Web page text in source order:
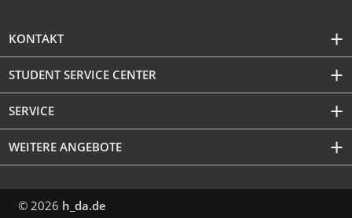
KONTAKT
STUDENT SERVICE CENTER
SERVICE
WEITERE ANGEBOTE
© 2026 h_da.de